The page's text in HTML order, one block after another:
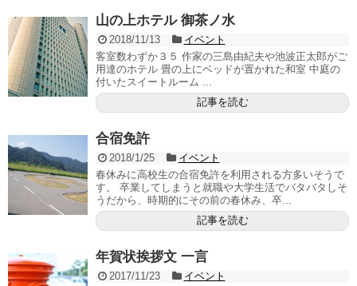
山の上ホテル 御茶ノ水
2018/11/13
イベント
客室数わずか３５ 作家の三島由紀夫や池波正太郎がご
用達のホテル 畳の上にベッドが置かれた和室 中庭の
付いたスイートルーム ...
記事を読む
合宿免許
2018/1/25
イベント
春休みに高校生の合宿免許を利用される方多いそうで
す。 卒業してしまうと就職や大学生活でバタバタしそ
うだから、時期的にその前の春休み、卒...
記事を読む
年賀状挨拶文 一言
2017/11/23
イベント